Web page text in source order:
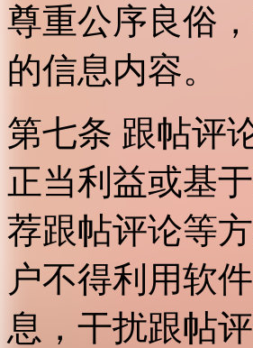
尊重公序良俗
的信息内容。
第七条 跟帖评
正当利益或基
荐跟帖评论等
户不得利用软
息，干扰跟帖